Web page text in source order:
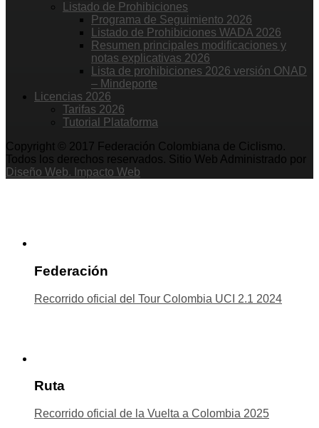
Listado de Prohibiciones
Programa de Seguimiento 2026
Listado de Prohibiciones WADA 2026
Resumen principales modificaciones y
notas explicativas 2026
Lista de prohibiciones 2026 versión ONAD
– Mindeporte
Licencias 2026
Tarifas 2026
Tutorial Plataforma
Copyright © 2017 Federación Colombiana de Ciclismo.
Todos los derechos reservados. Sitio Web Administrado por
Diseño Web. Impacto Web
Federación
Recorrido oficial del Tour Colombia UCI 2.1 2024
Ruta
Recorrido oficial de la Vuelta a Colombia 2025